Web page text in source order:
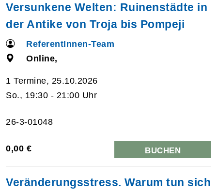
Versunkene Welten: Ruinenstädte in
der Antike von Troja bis Pompeji
ReferentInnen-Team
Online,
1 Termine, 25.10.2026
So., 19:30 - 21:00 Uhr
26-3-01048
0,00 € BUCHEN
Veränderungsstress. Warum tun sich